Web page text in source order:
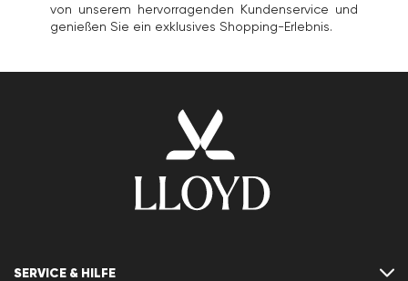
von unserem hervorragenden Kundenservice und
genießen Sie ein exklusives Shopping-Erlebnis.
SERVICE & HILFE